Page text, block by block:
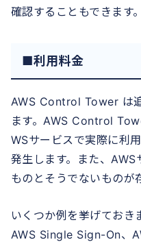
確認することもできます。
■利用料金
AWS Control Tower は
ます。AWS Control
WSサービスで実際に利
発生します。また、
ものとそうでないものが
いくつか例を挙げておき
AWS Single Sign-On、